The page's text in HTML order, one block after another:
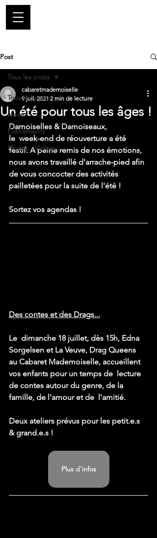
Post
Tous les posts
News
Évènements
Photos - Vidéos
Tous les posts
Un été pour tous les âges !
cabaretmademoiselle
9 juil. 2021 2 min de lecture
Damoiselles & Damoiseaux,
le  week-end de réouverture a été
festif. A peine remis de nos émotions,
nous avons travaillé d'arrache-pied afin
de vous concocter des activités
pailletées pour la suite de l'été !
Sortez vos agendas !
Des contes et des Drags...
Le  dimanche 18 juillet, dès 15h, Edna
Sorgelsen et La Veuve, Drag Queens
au Cabaret Mademoiselle, accueillent
vos enfants pour un temps de  lecture
de contes autour du genre, de la
famille, de l'amour et de  l'amitié.
Deux ateliers prévus pour les petit.e.s
& grand.e.s !
Plus d'infos